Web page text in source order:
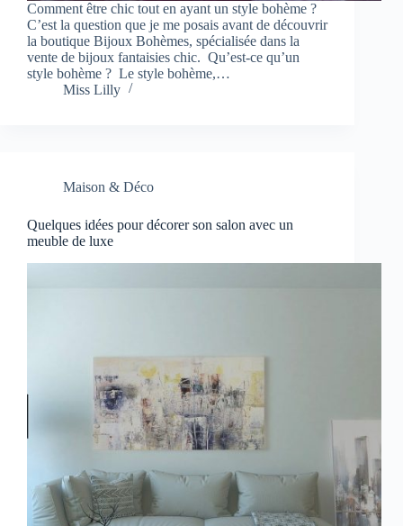
Comment être chic tout en ayant un style bohème ?
C’est la question que je me posais avant de découvrir
la boutique Bijoux Bohèmes, spécialisée dans la
vente de bijoux fantaisies chic. Qu’est-ce qu’un
style bohème ? Le style bohème,…
Miss Lilly
Maison & Déco
Quelques idées pour décorer son salon avec un
meuble de luxe